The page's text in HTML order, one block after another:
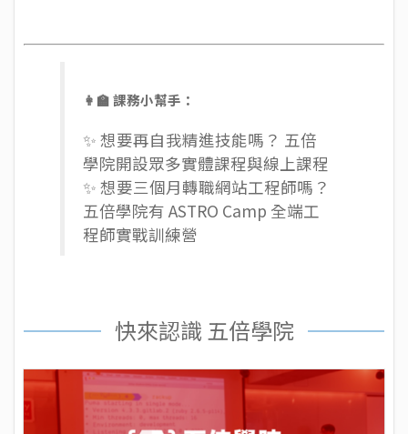
👩‍🏫 課務小幫手：
✨ 想要再自我精進技能嗎？ 五倍
學院開設眾多實體課程與線上課程
✨ 想要三個月轉職網站工程師嗎？
五倍學院有 ASTRO Camp 全端工
程師實戰訓練營
快來認識 五倍學院